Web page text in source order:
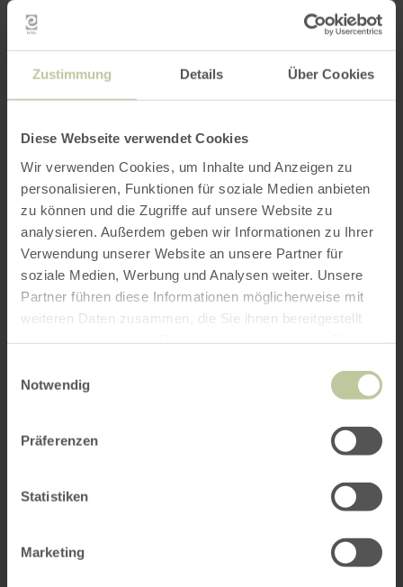
Zustimmung Details Über Cookies
Diese Webseite verwendet Cookies
Wir verwenden Cookies, um Inhalte und Anzeigen zu
personalisieren, Funktionen für soziale Medien anbieten
zu können und die Zugriffe auf unsere Website zu
analysieren. Außerdem geben wir Informationen zu Ihrer
Verwendung unserer Website an unsere Partner für
soziale Medien, Werbung und Analysen weiter. Unsere
Partner führen diese Informationen möglicherweise mit
weiteren Daten zusammen, die Sie ihnen bereitgestellt
Notwendig
Präferenzen
Statistiken
Marketing